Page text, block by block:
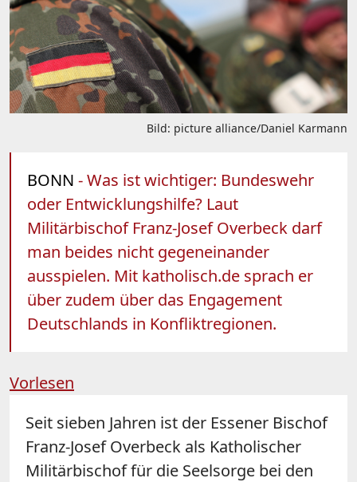
Bild: picture alliance/Daniel Karmann
BONN - Was ist wichtiger: Bundeswehr
oder Entwicklungshilfe? Laut
Militärbischof Franz-Josef Overbeck darf
man beides nicht gegeneinander
ausspielen. Mit katholisch.de sprach er
über zudem über das Engagement
Deutschlands in Konfliktregionen.
Vorlesen
Seit sieben Jahren ist der Essener Bischof
Franz-Josef Overbeck als Katholischer
Militärbischof für die Seelsorge bei den